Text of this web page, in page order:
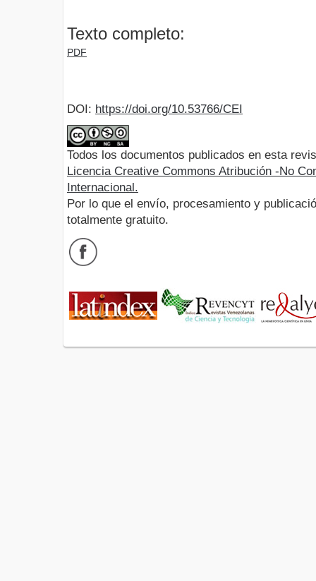
Texto completo:
PDF
DOI: https://doi.org/10.53766/CEI
Todos los documentos publicados en esta
Licencia Creative Commons Atribución -No
Internacional.
Por lo que el envío, procesamiento y
totalmente gratuito.